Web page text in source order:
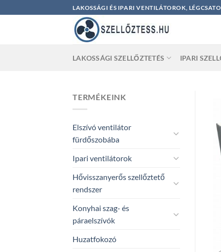
to
LAKOSSÁGI ÉS IPARI VENTILÁTOROK,
LAKOSSÁGI SZELLŐZTETÉS IPARI
TERMÉKEINK
Elszívó ventilátor
fürdőszobába
Ipari ventilátorok
Hővisszanyerős szellőztető
rendszer
Konyhai szag- és
páraelszívók
Huzatfokozó